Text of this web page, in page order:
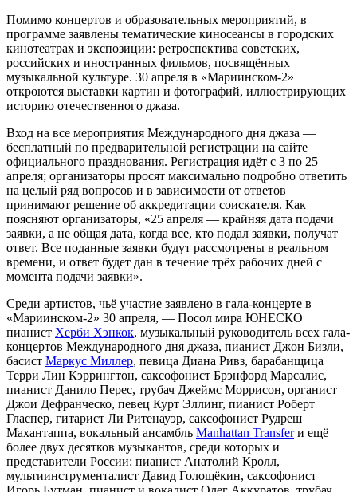
Помимо концертов и образовательных мероприятий, в
программе заявлены тематические киносеансы в городских
кинотеатрах и экспозиции: ретроспектива советских,
российских и иностранных фильмов, посвящённых
музыкальной культуре. 30 апреля в «Мариинском-2»
откроются выставки картин и фотографий, иллюстрирующих
историю отечественного джаза.
Вход на все мероприятия Международного дня джаза —
бесплатный по предварительной регистрации на сайте
официального празднования. Регистрация идёт с 3 по 25
апреля; организаторы просят максимально подробно ответить
на целый ряд вопросов и в зависимости от ответов
принимают решение об аккредитации соискателя. Как
поясняют организаторы, «25 апреля — крайняя дата подачи
заявки, а не общая дата, когда все, кто подал заявки, получат
ответ. Все поданные заявки будут рассмотрены в реальном
времени, и ответ будет дан в течение трёх рабочих дней с
момента подачи заявки».
Среди артистов, чьё участие заявлено в гала-концерте в
«Мариинском-2» 30 апреля, — Посол мира ЮНЕСКО
пианист Херби Хэнкок, музыкальный руководитель всех гала-
концертов Международного дня джаза, пианист Джон Бизли,
басист Маркус Миллер, певица Диана Ривз, барабанщица
Терри Лин Кэррингтон, саксофонист Брэнфорд Марсалис,
пианист Данило Перес, трубач Джеймс Моррисон, органист
Джои Дефранческо, певец Курт Эллинг, пианист Роберт
Гласпер, гитарист Ли Ритенауэр, саксофонист Рудреш
Махантаппа, вокальный ансамбль Manhattan Transferи ещё
более двух десятков музыкантов, среди которых и
представители России: пианист Анатолий Кролл,
мультиинструменталист Давид Голощёкин, саксофонист